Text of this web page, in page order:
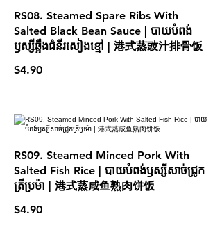
RS08. Steamed Spare Ribs With
Salted Black Bean Sauce | បាយបំពង់
ឫស្សីឆ្អឹងជំនីរសៀងខ្មៅ | 港式蒸豉汁排骨饭
$4.90
RS09. Steamed Minced Pork With
Salted Fish Rice | បាយបំពង់ឫស្សីសាច់ជ្រូក
ត្រីប្រម៉ា | 港式蒸咸鱼熟肉饼饭
$4.90